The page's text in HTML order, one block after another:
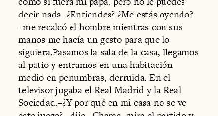
decir nada. ¿Entiendes? ¿Me estás oyendo?
–me recalcó el hombre mientras con sus
manos me hacía un gesto para que lo
siguiera.Pasamos la sala de la casa, llegamos
al patio y entramos en una habitación
medio en penumbras, derruida. En el
televisor jugaba el Real Madrid y la Real
Sociedad.–¿Y por qué en mi casa no se ve